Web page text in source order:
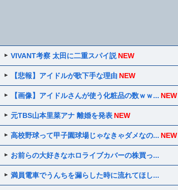
VIVANT考察 太田に二重スパイ説 NEW
【悲報】アイドルが歌下手な理由 NEW
【画像】アイドルさんが使う化粧品の数ｗｗ... NEW
元TBS山本里菜アナ 離婚を発表 NEW
高校野球って甲子園球場じゃなきゃダメなの... NEW
お前らの大好きなホロライブカバーの株買っ...
満員電車でうんちを漏らした時に流れてほし...